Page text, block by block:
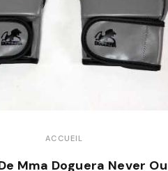
ACCUEIL
Mma Doguera Never